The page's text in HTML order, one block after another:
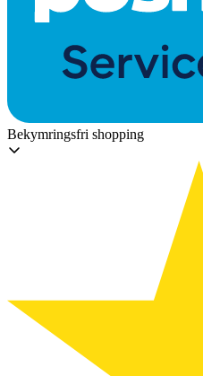
Bekymringsfri shopping